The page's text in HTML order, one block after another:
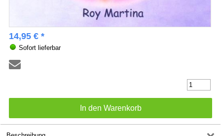
14,95 € *
Sofort lieferbar